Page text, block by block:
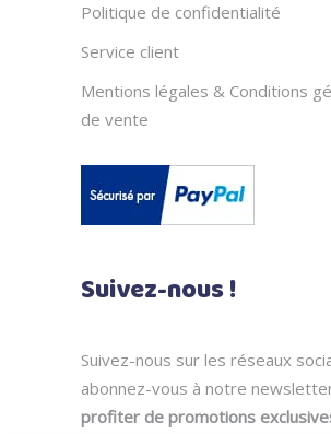
Politique de confidentialité
Service client
Mentions légales & Conditions
de vente
Suivez-nous !
Suivez-nous sur les réseaux
abonnez-vous à notre
profiter de promotions